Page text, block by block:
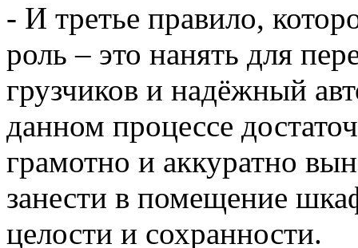
- И третье правило,
роль – это нанять для
грузчиков и надёжный
данном процессе
грамотно и аккуратно
занести в помещение
целости и сохранности.